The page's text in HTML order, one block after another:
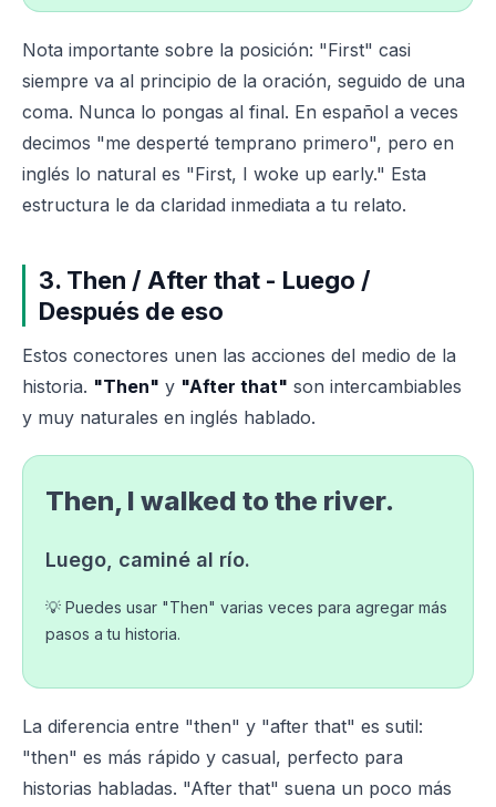
Nota importante sobre la posición: "First" casi
siempre va al principio de la oración, seguido de una
coma. Nunca lo pongas al final. En español a veces
decimos "me desperté temprano primero", pero en
inglés lo natural es "First, I woke up early." Esta
estructura le da claridad inmediata a tu relato.
3. Then / After that - Luego /
Después de eso
Estos conectores unen las acciones del medio de la
historia. "Then" y "After that" son intercambiables
y muy naturales en inglés hablado.
Then, I walked to the river.
Luego, caminé al río.
💡 Puedes usar "Then" varias veces para agregar más
pasos a tu historia.
La diferencia entre "then" y "after that" es sutil:
"then" es más rápido y casual, perfecto para
historias habladas. "After that" suena un poco más